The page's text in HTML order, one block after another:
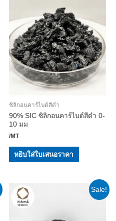
ซิลิกอนคาร์ไบด์สีดำ
90% SIC ซิลิกอนคาร์ไบด์สีดำ 0-
10 มม
/MT
หยิบใส่ใบเสนอราคา
Sale!